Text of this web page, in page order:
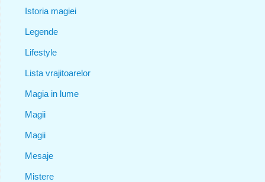
Istoria magiei
Legende
Lifestyle
Lista vrajitoarelor
Magia in lume
Magii
Magii
Mesaje
Mistere